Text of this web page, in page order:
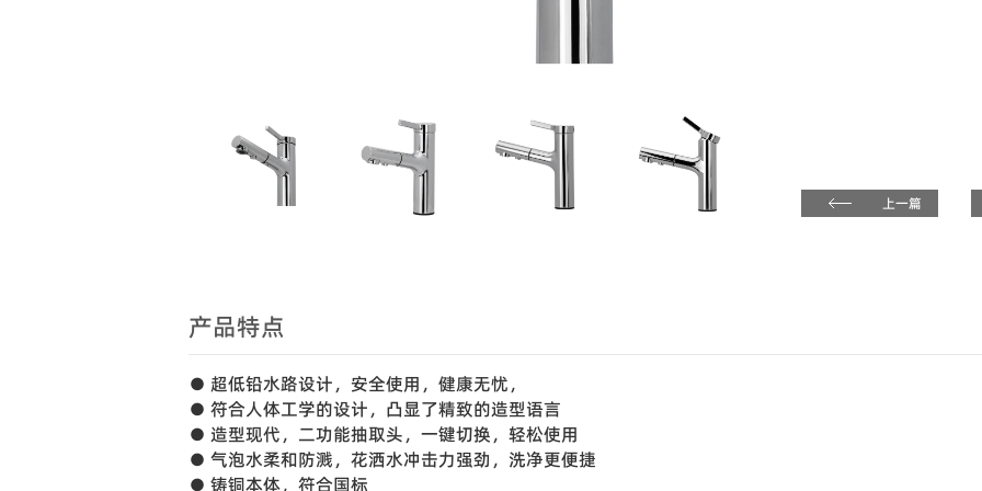
上一篇
产品特点
● 超低铅水路设计，安全使用，健康无忧，
● 符合人体工学的设计，凸显了精致的造型语言
● 造型现代，二功能抽取头，一键切换，轻松使用
● 气泡水柔和防溅，花洒水冲击力强劲，洗净更便捷
● 铸铜本体，符合国标